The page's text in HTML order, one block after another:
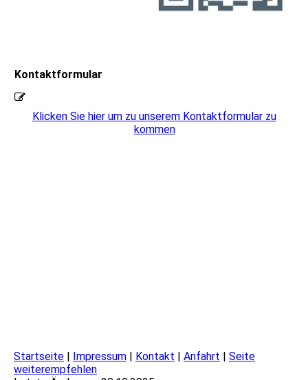
Kontaktformular
Klicken Sie hier um zu unserem Kon­takt­for­mu­lar zu
kommen
Startseite | Impressum | Kontakt | Anfahrt | Seite
weiterempfehlen